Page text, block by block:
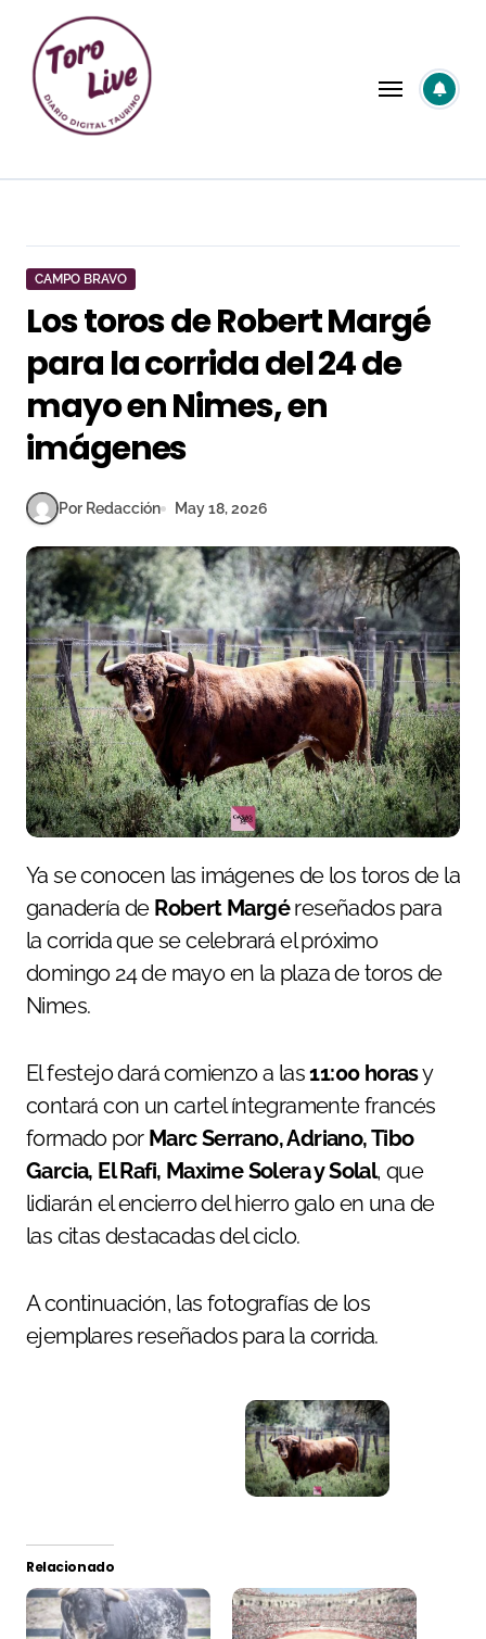
contenido
CAMPO BRAVO
Los toros de Robert Margé
para la corrida del 24 de
mayo en Nimes, en
imágenes
Por Redacción May 18, 2026
Ya se conocen las imágenes de los toros de la
ganadería de Robert Margéreseñados para
la corrida que se celebrará el próximo
domingo 24 de mayo en la plaza de toros de
Nimes.
El festejo dará comienzo a las11:00 horasy
contará con un cartel íntegramente francés
formado por Marc Serrano, Adriano, Tibo
Garcia, El Rafi, Maxime Solera y Solal, que
lidiarán el encierro del hierro galo en una de
las citas destacadas del ciclo.
A continuación, las fotografías de los
ejemplares reseñados para la corrida.
Relacionado